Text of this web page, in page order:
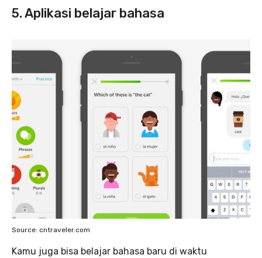
5. Aplikasi belajar bahasa
Source: cntraveler.com
Kamu juga bisa belajar bahasa baru di waktu